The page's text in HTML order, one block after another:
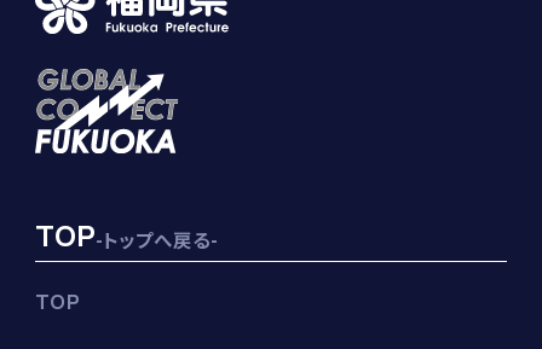
TOP-トップへ戻る-
TOP